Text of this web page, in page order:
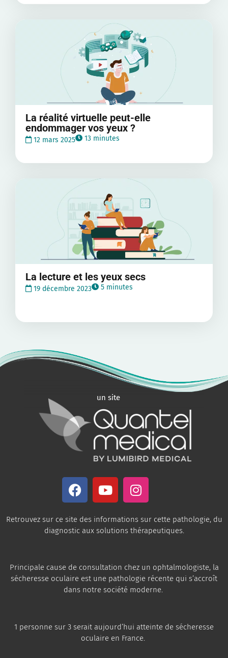
La réalité virtuelle peut-elle
endommager vos yeux ?
12 mars 2025 13 minutes
La lecture et les yeux secs
19 décembre 2023 5 minutes
un site
Retrouvez sur ce site des informations sur cette pathologie, du
diagnostic aux solutions thérapeutiques.
Principale cause de consultation chez un ophtalmologiste, la
sécheresse oculaire est une pathologie récente qui s’accroît
dans notre société moderne.
1 personne sur 3 serait aujourd’hui atteinte de sécheresse
oculaire en France.